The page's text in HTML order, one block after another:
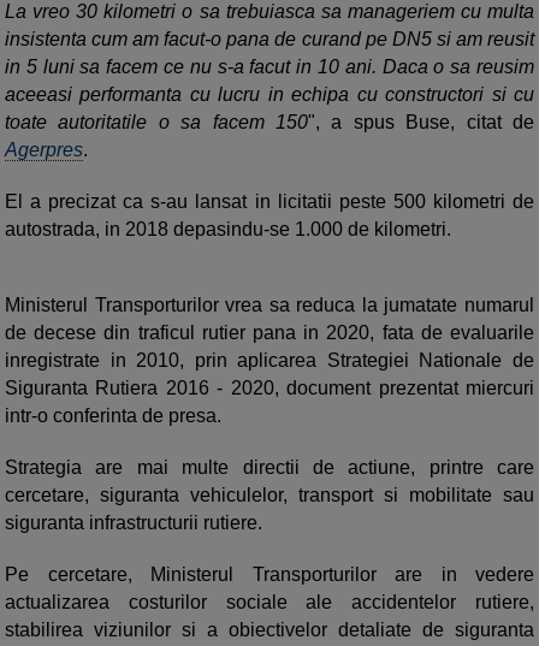
La vreo 30 kilometri o sa trebuiasca sa manageriem cu multa
insistenta cum am facut-o pana de curand pe DN5 si am reusit
in 5 luni sa facem ce nu s-a facut in 10 ani. Daca o sa reusim
aceeasi performanta cu lucru in echipa cu constructori si cu
toate autoritatile o sa facem 150", a spus Buse, citat de
Agerpres.
El a precizat ca s-au lansat in licitatii peste 500 kilometri de
autostrada, in 2018 depasindu-se 1.000 de kilometri.
Ministerul Transporturilor vrea sa reduca la jumatate numarul
de decese din traficul rutier pana in 2020, fata de evaluarile
inregistrate in 2010, prin aplicarea Strategiei Nationale de
Siguranta Rutiera 2016 - 2020, document prezentat miercuri
intr-o conferinta de presa.
Strategia are mai multe directii de actiune, printre care
cercetare, siguranta vehiculelor, transport si mobilitate sau
siguranta infrastructurii rutiere.
Pe cercetare, Ministerul Transporturilor are in vedere
actualizarea costurilor sociale ale accidentelor rutiere,
stabilirea viziunilor si a obiectivelor detaliate de siguranta